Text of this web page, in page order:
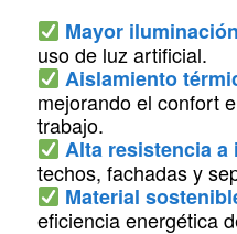
Mayor
uso de luz artificial.
Aislamiento
mejorando el confort
trabajo.
Alta resistencia a
techos, fachadas y
Material
eficiencia energética